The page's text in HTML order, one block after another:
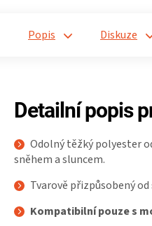
Popis Diskuze
Detailní popis
Odolný těžký polyester
sněhem a sluncem.
Tvarově přizpůsobený
Kompatibilní pouze s